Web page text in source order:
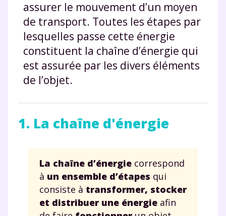
assurer le mouvement d’un moyen
de transport. Toutes les étapes par
lesquelles passe cette énergie
constituent la chaîne d’énergie qui
est assurée par les divers éléments
de l’objet.
1. La chaîne d'énergie
La chaîne d’énergie correspond
à un ensemble d’étapes qui
consiste à transformer, stocker
et distribuer une énergie afin